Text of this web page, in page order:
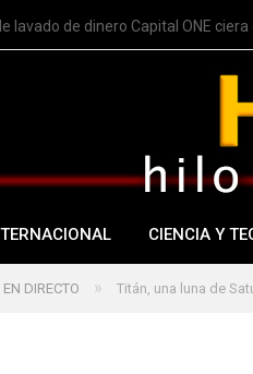
lavado de dinero Capital ONE
CIENCIA Y
DIRECTO » Titán, una luna de